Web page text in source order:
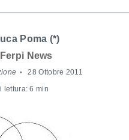
Poma (*)
Ferpi News
28 Ottobre 2011
lettura: 6 min